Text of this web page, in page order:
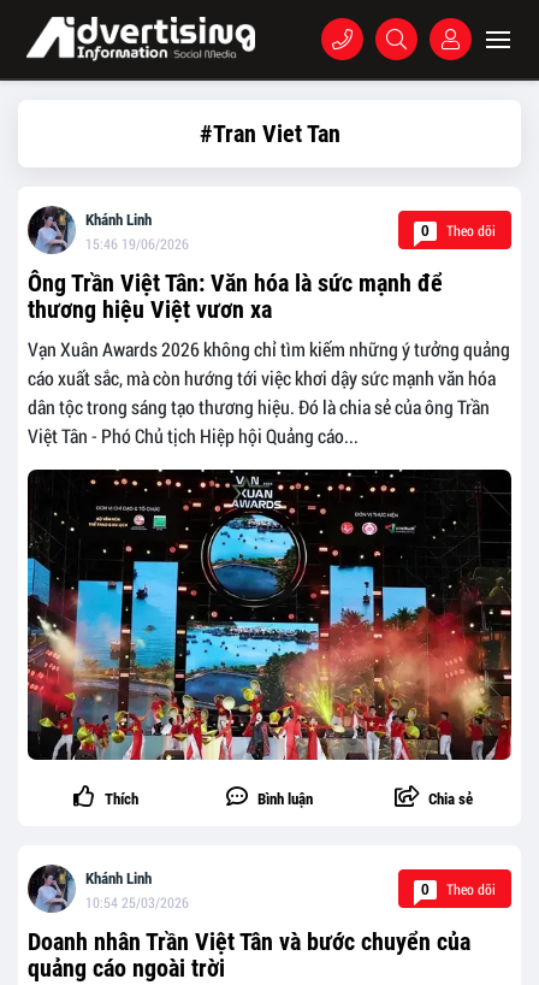
#Tran Viet Tan
Khánh Linh
15:46 19/06/2026
0 Theo dõi
Ông Trần Việt Tân: Văn hóa là sức mạnh để
thương hiệu Việt vươn xa
Vạn Xuân Awards 2026 không chỉ tìm kiếm những ý tưởng quảng
cáo xuất sắc, mà còn hướng tới việc khơi dậy sức mạnh văn hóa
dân tộc trong sáng tạo thương hiệu. Đó là chia sẻ của ông Trần
Việt Tân - Phó Chủ tịch Hiệp hội Quảng cáo...
Thích Bình luận Chia sẻ
Khánh Linh
10:54 25/03/2026
0 Theo dõi
Doanh nhân Trần Việt Tân và bước chuyển của
quảng cáo ngoài trời